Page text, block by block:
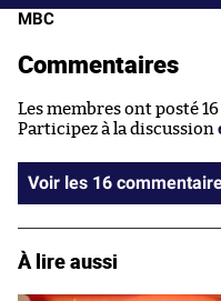
MBC
Commentaires
Les membres ont posté
Participez à la discussion
Voir les 16
À lire aussi